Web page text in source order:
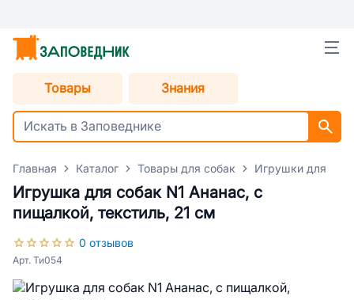
Товары Знания
Главная Каталог Товары для собак Игрушки для
Игрушка для собак N1 Ананас, с
пищалкой, текстиль, 21 см
0 отзывов
Арт. Ти054